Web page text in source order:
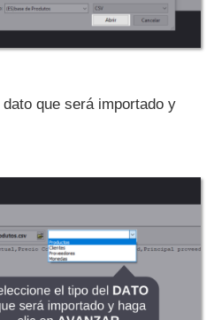
dato que será importado y